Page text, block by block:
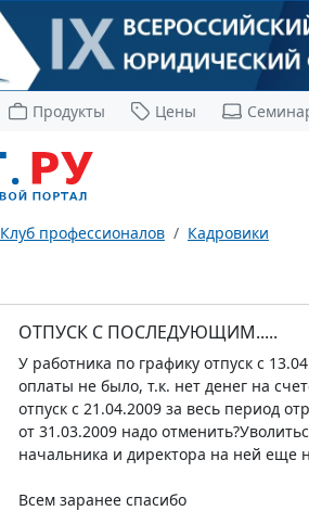
Продукты Цены
Клуб профессионалов Кадровики
ОТПУСК С ПОСЛЕДУЮЩИМ.....
У работника по графику отпуск с
оплаты не было, т.к. нет денег на
отпуск с 21.04.2009 за весь период
от 31.03.2009 надо
начальника и директора на ней еще
Всем заранее спасибо